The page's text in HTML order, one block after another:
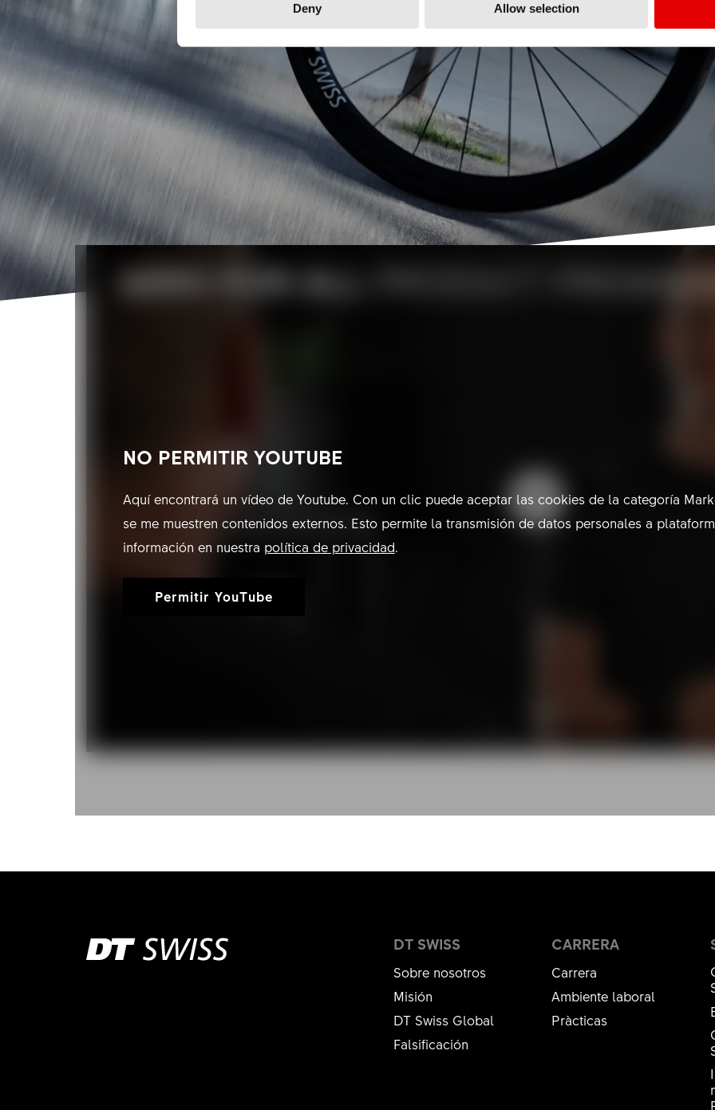
Deny Allow selection
NO PERMITIR YOUTUBE
Aquí encontrará un vídeo de Youtube. Con un clic puede aceptar las cookies de la categoría
se me muestren contenidos externos. Esto permite la transmisión de datos personales a
información en nuestra política de privacidad.
Permitir YouTube
AERO FOR ALL PRODUCT
DT SWISS
Sobre nosotros
Misión
DT Swiss Global
Falsificación
CARRERA
Carrera
Ambiente laboral
Pràcticas